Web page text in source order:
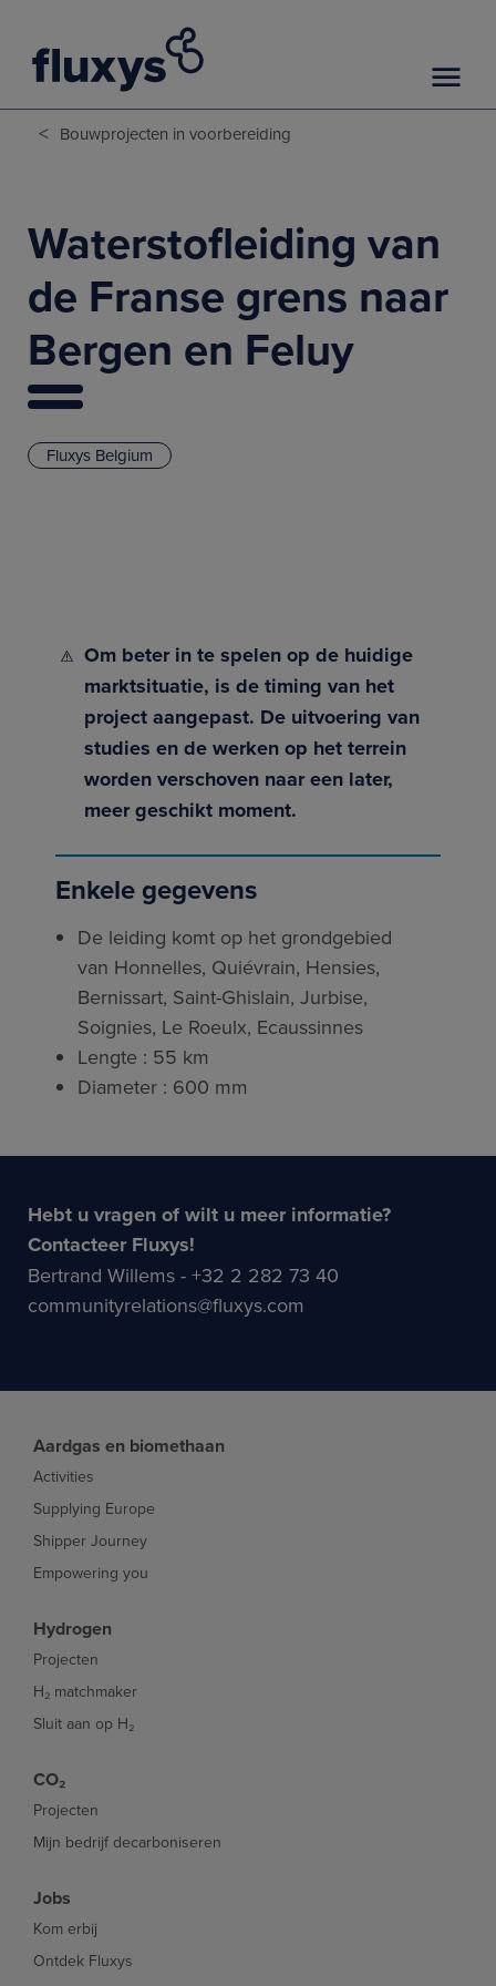
< Bouwprojecten in voorbereiding
Fluxys Belgium
Waterstofleiding van
de Franse grens naar
Bergen en Feluy
Om beter in te spelen op de huidige
marktsituatie, is de timing van het
project aangepast. De uitvoering van
studies en de werken op het terrein
worden verschoven naar een later,
meer geschikt moment.
Enkele gegevens
De leiding komt op het grondgebied
van Honnelles, Quiévrain, Hensies,
Bernissart, Saint-Ghislain, Jurbise,
Soignies, Le Roeulx, Ecaussinnes
Lengte : 55 km
Diameter : 600 mm
Hebt u vragen of wilt u meer informatie?
Contacteer Fluxys!
Bertrand Willems - +32 2 282 73 40
communityrelations@fluxys.com
Aardgas en biomethaan
Activities
Supplying Europe
Shipper Journey
Empowering you
Hydrogen
Projecten
H₂ matchmaker
Sluit aan op H₂
CO₂
Projecten
Mijn bedrijf decarboniseren
Jobs
Kom erbij
Ontdek Fluxys